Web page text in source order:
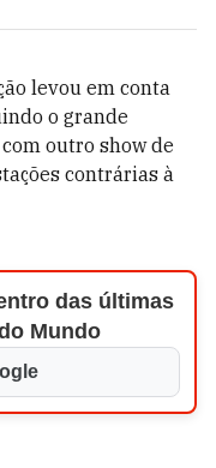
levou em conta
o grande
outro show de
contrárias à
das últimas
Mundo